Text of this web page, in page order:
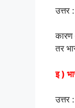
उत्तर
कारण
तर
इ )
उत्तर